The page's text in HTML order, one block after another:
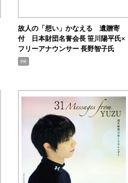
故人の「想い」かなえる 遺贈寄
付 日本財団名誉会長 笹川陽平氏×
フリーアナウンサー 長野智子氏
PR